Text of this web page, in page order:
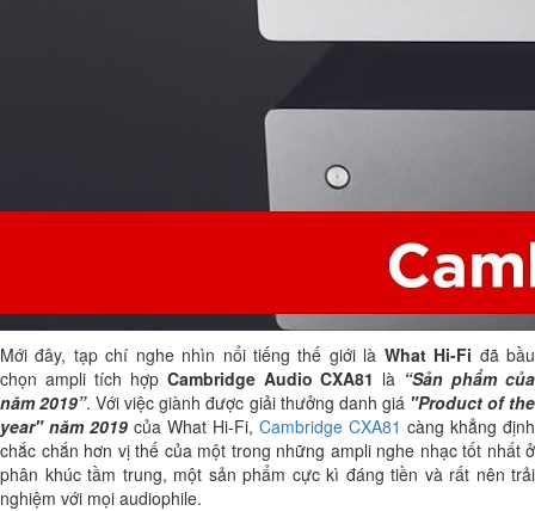
Mới đây, tạp chí nghe nhìn nổi tiếng thế giới là What Hi-Fi đã bầu
chọn ampli tích hợp Cambridge Audio CXA81 là “Sản phẩm của
năm 2019”. Với việc giành được giải thưởng danh giá "Product of the
year" năm 2019 của What Hi-Fi, Cambridge CXA81 càng khẳng định
chắc chắn hơn vị thế của một trong những ampli nghe nhạc tốt nhất ở
phân khúc tầm trung, một sản phẩm cực kì đáng tiền và rất nên trải
nghiệm với mọi audiophile.